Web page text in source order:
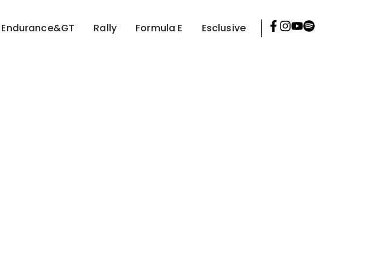
Endurance&GT Rally Formula E Esclusive